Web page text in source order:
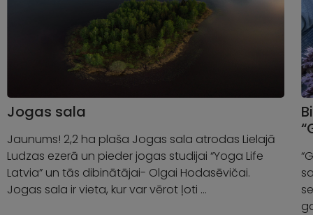
Jogas sala
Jaunums! 2,2 ha plaša Jogas sala atrodas Lielajā
Ludzas ezerā un pieder jogas studijai “Yoga Life
Latvia” un tās dibinātājai- Olgai Hodasēvičai.
Jogas sala ir vieta, kur var vērot ļoti …